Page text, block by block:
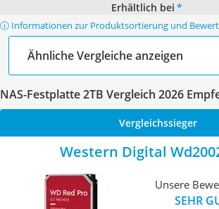
Erhältlich bei *
ⓘ Informationen zur Produktsortierung und
Ähnliche Vergleiche anzeigen
NAS-Festplatte 2TB Vergleich 2026
Vergleichssieger
Western Digital
Unsere
SEHR